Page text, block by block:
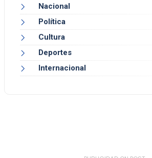
Nacional
Política
Cultura
Deportes
Internacional